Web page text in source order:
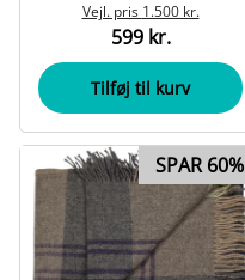
Vejl. pris 1.500 kr.
599 kr.
Tilføj til kurv
SPAR 60%